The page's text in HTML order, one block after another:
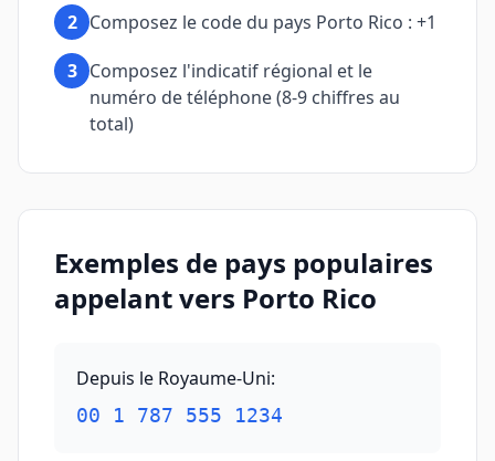
2 Composez le code du pays Porto Rico : +1
3 Composez l'indicatif régional et le
numéro de téléphone (8-9 chiffres au
total)
Exemples de pays populaires
appelant vers Porto Rico
Depuis le Royaume-Uni:
00 1 787 555 1234